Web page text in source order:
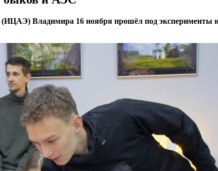
Владимира 16 ноября прошёл под эксперименты